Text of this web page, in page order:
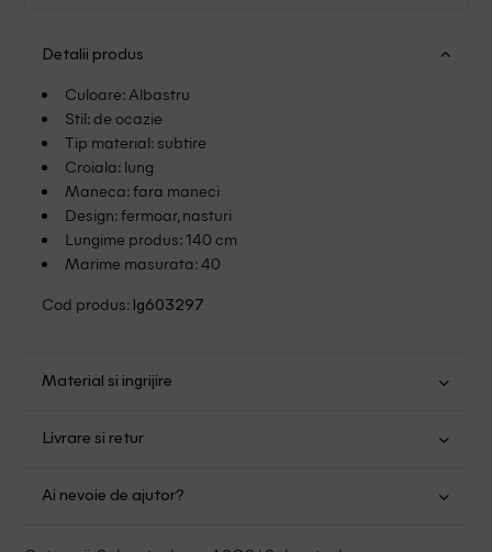
Detalii produs
Culoare: Albastru
Stil: de ocazie
Tip material: subtire
Croiala: lung
Maneca: fara maneci
Design: fermoar, nasturi
Lungime produs: 140 cm
Marime masurata: 40
Cod produs: lg603297
Material si ingrijire
Nu folositi inalbitor
Nu uscati in uscator
Livrare si retur
mare de 149.00 lei.
Ai nevoie de ajutor?